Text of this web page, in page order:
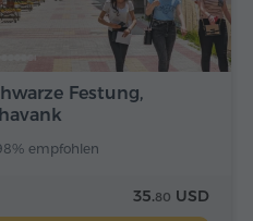
Festung,
empfohlen
35.80 USD